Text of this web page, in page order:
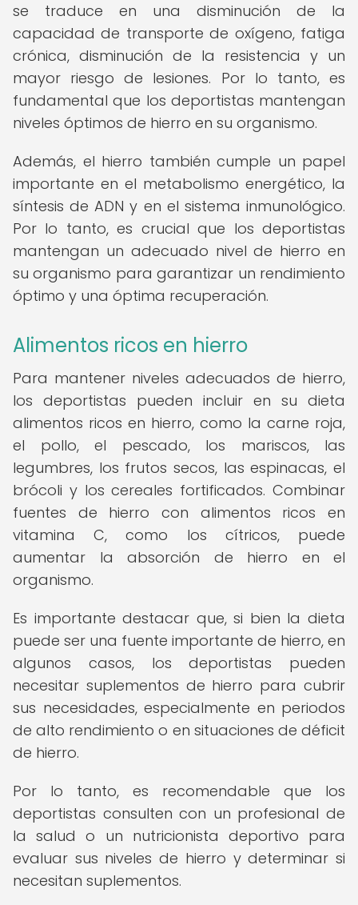
se traduce en una disminución de la
capacidad de transporte de oxígeno, fatiga
crónica, disminución de la resistencia y un
mayor riesgo de lesiones. Por lo tanto, es
fundamental que los deportistas mantengan
niveles óptimos de hierro en su organismo.
Además, el hierro también cumple un papel
importante en el metabolismo energético, la
síntesis de ADN y en el sistema inmunológico.
Por lo tanto, es crucial que los deportistas
mantengan un adecuado nivel de hierro en
su organismo para garantizar un rendimiento
óptimo y una óptima recuperación.
Alimentos ricos en hierro
Para mantener niveles adecuados de hierro,
los deportistas pueden incluir en su dieta
alimentos ricos en hierro, como la carne roja,
el pollo, el pescado, los mariscos, las
legumbres, los frutos secos, las espinacas, el
brócoli y los cereales fortificados. Combinar
fuentes de hierro con alimentos ricos en
vitamina C, como los cítricos, puede
aumentar la absorción de hierro en el
organismo.
Es importante destacar que, si bien la dieta
puede ser una fuente importante de hierro, en
algunos casos, los deportistas pueden
necesitar suplementos de hierro para cubrir
sus necesidades, especialmente en periodos
de alto rendimiento o en situaciones de déficit
de hierro.
Por lo tanto, es recomendable que los
deportistas consulten con un profesional de
la salud o un nutricionista deportivo para
evaluar sus niveles de hierro y determinar si
necesitan suplementos.